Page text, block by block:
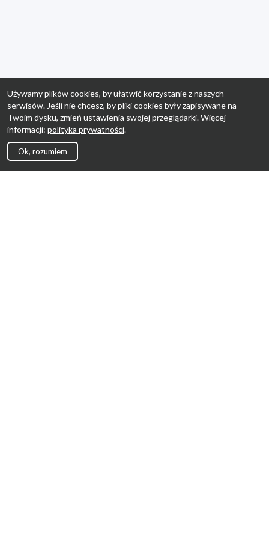
Używamy plików cookies, by ułatwić korzystanie z naszych
serwisów. Jeśli nie chcesz, by pliki cookies były zapisywane na
Twoim dysku, zmień ustawienia swojej przeglądarki. Więcej
informacji: polityka prywatności.
Ok, rozumiem